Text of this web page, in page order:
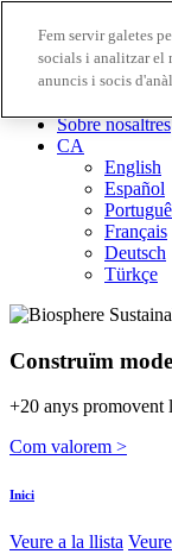
Destinacions
Empreses
Sobre nosaltres
CA
English
Español
Français
Deutsch
Türkçe
Construïm
+20 anys promovent
Com valorem >
Inici
Veure a la llista
Fem servir galetes
socials i analitzar el
anuncis i socis